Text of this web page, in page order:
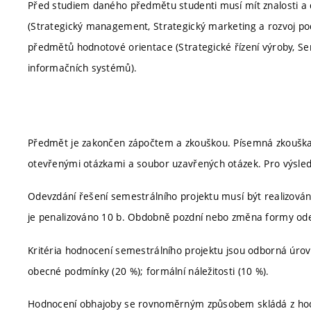
Před studiem daného předmětu studenti musí mít znalosti
(Strategický management, Strategický marketing a rozvoj
předmětů hodnotové orientace (Strategické řízení výroby,
informačních systémů).
Předmět je zakončen zápočtem a zkouškou. Písemná
otevřenými otázkami a soubor uzavřených otázek. Pro
Odevzdání řešení semestrálního projektu musí být
je penalizováno 10 b. Obdobně pozdní nebo změna formy
Kritéria hodnocení semestrálního projektu jsou odborná
obecné podmínky (20 %); formální náležitosti (10 %).
Hodnocení obhajoby se rovnoměrným způsobem skládá z